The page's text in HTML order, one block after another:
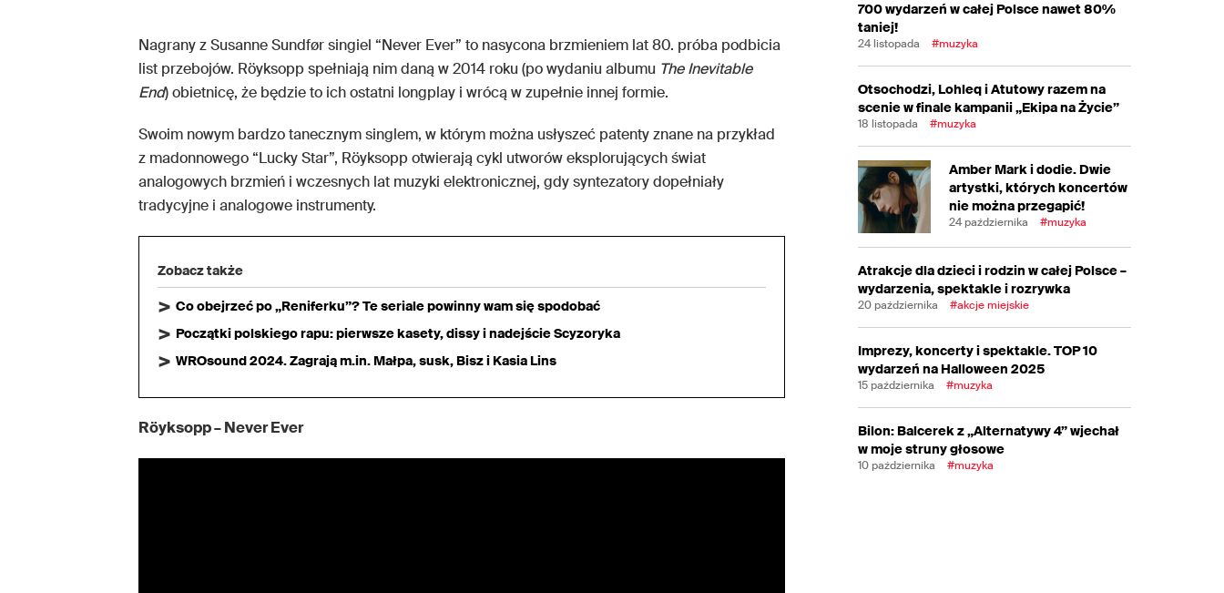
Nagrany z Susanne Sundfør singiel “Never Ever” to nasycona brzmieniem lat 80. próba podbicia
list przebojów. Röyksopp spełniają nim daną w 2014 roku (po wydaniu albumu The Inevitable
End) obietnicę, że będzie to ich ostatni longplay i wrócą w zupełnie innej formie.
Swoim nowym bardzo tanecznym singlem, w którym można usłyszeć patenty znane na przykład
z madonnowego “Lucky Star”, Röyksopp otwierają cykl utworów eksplorujących świat
analogowych brzmień i wczesnych lat muzyki elektronicznej, gdy syntezatory dopełniały
tradycyjne i analogowe instrumenty.
Zobacz także
Co obejrzeć po „Reniferku”? Te seriale powinny wam się spodobać
Początki polskiego rapu: pierwsze kasety, dissy i nadejście Scyzoryka
WROsound 2024. Zagrają m.in. Małpa, susk, Bisz i Kasia Lins
Röyksopp – Never Ever
700 wydarzeń w całej Polsce nawet 80%
taniej!
24 listopada #muzyka
Otsochodzi, Lohleq i Atutowy razem na
scenie w finale kampanii „Ekipa na Życie”
18 listopada #muzyka
Amber Mark i dodie. Dwie
artystki, których koncertów
nie można przegapić!
24 października #muzyka
Atrakcje dla dzieci i rodzin w całej Polsce –
wydarzenia, spektakle i rozrywka
20 października #akcje miejskie
Imprezy, koncerty i spektakle. TOP 10
wydarzeń na Halloween 2025
15 października #muzyka
Bilon: Balcerek z „Alternatywy 4” wjechał
w moje struny głosowe
10 października #muzyka